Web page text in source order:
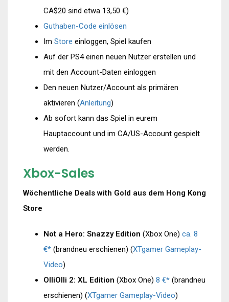
CA$20 sind etwa 13,50 €)
Guthaben-Code einlösen
Im Store einloggen, Spiel kaufen
Auf der PS4 einen neuen Nutzer erstellen und
mit den Account-Daten einloggen
Den neuen Nutzer/Account als primären
aktivieren (Anleitung)
Ab sofort kann das Spiel in eurem
Hauptaccount und im CA/US-Account gespielt
werden.
Xbox-Sales
Wöchentliche Deals with Gold aus dem Hong Kong
Store
Not a Hero: Snazzy Edition (Xbox One) ca. 8
€* (brandneu erschienen) (XTgamer Gameplay-
Video)
OlliOlli 2: XL Edition (Xbox One) 8 €* (brandneu
erschienen) (XTgamer Gameplay-Video)